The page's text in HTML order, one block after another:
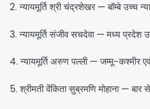
2. न्यायमूर्ति श्री चंद्रशेखर — बॉम्बे उच्च
3. न्यायमूर्ति संजीव सचदेवा — मध्य प्रदेश
4. न्यायमूर्ति अरुण पल्ली — जम्मू-कश्मीर
5. श्रीमती वेंकिता सुब्रमणि मोहाना — बार